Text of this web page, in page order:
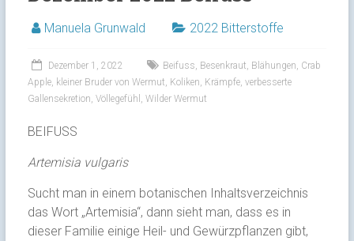
Manuela Grunwald 2022 Bitterstoffe
Dezember 1, 2022 Beifuss Besenkraut Blähungen Crab
Apple, kleiner Bruder von Wermut Koliken Krämpfe, verbesserte
Gallensekretion Völlegefühl Wilder Wermut
BEIFUSS
Artemisia vulgaris
Sucht man in einem botanischen Inhaltsverzeichnis
das Wort „Artemisia“, dann sieht man, dass es in
dieser Familie einige Heil- und Gewürzpflanzen gibt,